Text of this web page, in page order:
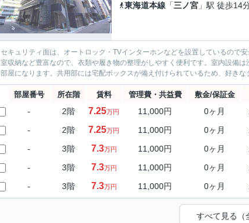
東海道本線 「三ノ宮 」駅 徒歩14
セキュリティ面は、オートロック・TVインターホンなどを設置しているので
室収納など豊富なので、衣類や履き物の整理がしやすく便利です。室内設備
部屋になります。共用部には宅配ボックスが備え付けられているため、好き
部屋番号 所在階 賃料 管理費・共益費 敷金/保証金
- 2階 7.25万円 11,000円 0ヶ月
- 2階 7.25万円 11,000円 0ヶ月
- 3階 7.3万円 11,000円 0ヶ月
- 3階 7.3万円 11,000円 0ヶ月
- 3階 7.3万円 11,000円 0ヶ月
すべて見る（